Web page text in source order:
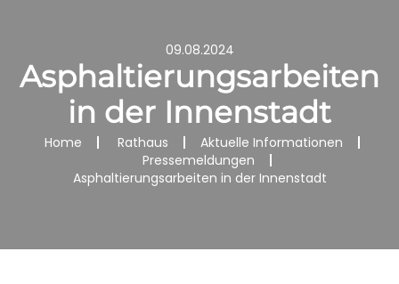
09.08.2024
Asphaltierungsarbeiten
in der Innenstadt
Home Rathaus
Aktuelle Informationen
Pressemeldungen
Asphaltierungsarbeiten in der Innenstadt